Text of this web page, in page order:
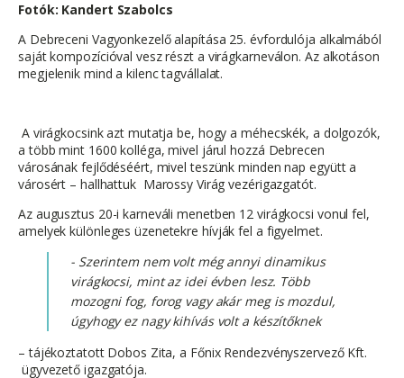
Fotók: Kandert Szabolcs
A Debreceni Vagyonkezelő alapítása 25. évfordulója alkalmából
saját kompozícióval vesz részt a virágkarneválon. Az alkotáson
megjelenik mind a kilenc tagvállalat.
A virágkocsink azt mutatja be, hogy a méhecskék, a dolgozók,
a több mint 1600 kolléga, mivel járul hozzá Debrecen
városának fejlődéséért, mivel teszünk minden nap együtt a
városért – hallhattuk Marossy Virág vezérigazgatót.
Az augusztus 20-i karneváli menetben 12 virágkocsi vonul fel,
amelyek különleges üzenetekre hívják fel a figyelmet.
- Szerintem nem volt még annyi dinamikus
virágkocsi, mint az idei évben lesz. Több
mozogni fog, forog vagy akár meg is mozdul,
úgyhogy ez nagy kihívás volt a készítőknek
– tájékoztatott Dobos Zita, a Főnix Rendezvényszervező Kft.
ügyvezető igazgatója.